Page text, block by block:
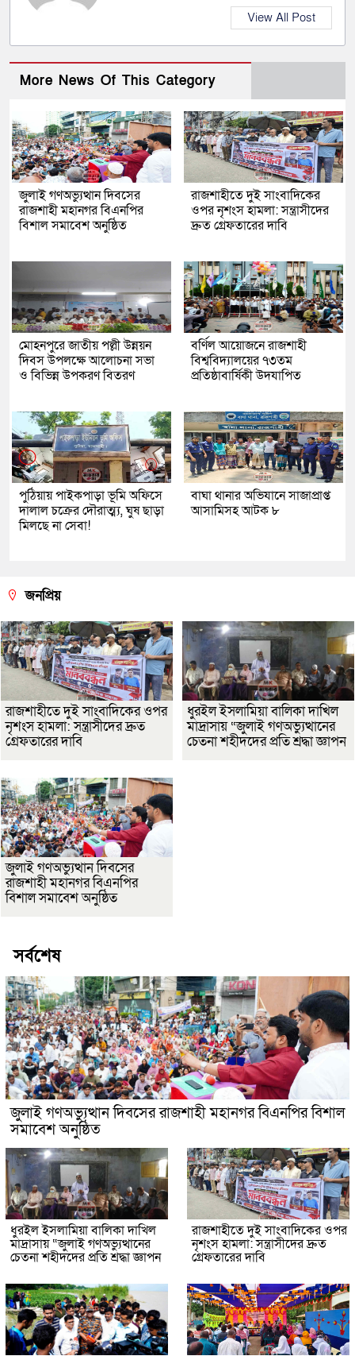
View All Post
More News Of This Category
জুলাই গণঅভ্যুত্থান দিবসের
রাজশাহী মহানগর বিএনপির
বিশাল সমাবেশ অনুষ্ঠিত
রাজশাহীতে দুই সাংবাদিকের
ওপর নৃশংস হামলা: সন্ত্রাসীদের
দ্রুত গ্রেফতারের দাবি
মোহনপুরে জাতীয় পল্লী উন্নয়ন
দিবস উপলক্ষে আলোচনা সভা
ও বিভিন্ন উপকরণ বিতরণ
বর্ণিল আয়োজনে রাজশাহী
বিশ্ববিদ্যালয়ের ৭৩তম
প্রতিষ্ঠাবার্ষিকী উদযাপিত
পুঠিয়ায় পাইকপাড়া ভূমি অফিসে
দালাল চক্রের দৌরাত্ম্য, ঘুষ ছাড়া
মিলছে না সেবা!
বাঘা থানার অভিযানে সাজাপ্রাপ্ত
আসামিসহ আটক ৮
জনপ্রিয়
রাজশাহীতে দুই সাংবাদিকের ওপর
নৃশংস হামলা: সন্ত্রাসীদের দ্রুত
গ্রেফতারের দাবি
ধুরইল ইসলামিয়া বালিকা দাখিল
মাদ্রাসায় “জুলাই গণঅভ্যুত্থানের
চেতনা শহীদদের প্রতি শ্রদ্ধা জ্ঞাপন
জুলাই গণঅভ্যুত্থান দিবসের
রাজশাহী মহানগর বিএনপির
বিশাল সমাবেশ অনুষ্ঠিত
সর্বশেষ
জুলাই গণঅভ্যুত্থান দিবসের রাজশাহী মহানগর বিএনপির বিশাল
সমাবেশ অনুষ্ঠিত
ধুরইল ইসলামিয়া বালিকা দাখিল
মাদ্রাসায় “জুলাই গণঅভ্যুত্থানের
চেতনা শহীদদের প্রতি শ্রদ্ধা জ্ঞাপন
রাজশাহীতে দুই সাংবাদিকের ওপর
নৃশংস হামলা: সন্ত্রাসীদের দ্রুত
গ্রেফতারের দাবি